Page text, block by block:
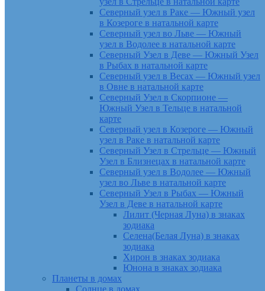
Северный узел в Раке — Южный узел
в Козероге в натальной карте
Северный узел во Льве — Южный
узел в Водолее в натальной карте
Северный Узел в Деве — Южный Узел
в Рыбах в натальной карте
Северный узел в Весах — Южный узел
в Овне в натальной карте
Северный Узел в Скорпионе —
Южный Узел в Тельце в натальной
карте
Северный узел в Козероге — Южный
узел в Раке в натальной карте
Северный Узел в Стрельце — Южный
Узел в Близнецах в натальной карте
Северный узел в Водолее — Южный
узел во Льве в натальной карте
Северный Узел в Рыбах — Южный
Узел в Деве в натальной карте
Лилит (Черная Луна) в знаках
зодиака
Селена(Белая Луна) в знаках
зодиака
Хирон в знаках зодиака
Юнона в знаках зодиака
Планеты в домах
Солнце в домах